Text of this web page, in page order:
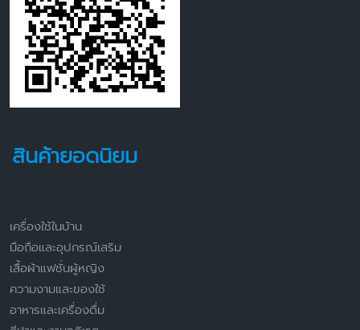
สินค้ายอดนิยม
เครื่องใช้ในบ้าน
มือถือและอุปกรณ์เสริม
เสื้อผ้าแฟชั่นผู้หญิง
ความงามและของใช้
อาหารและเครื่องดื่ม